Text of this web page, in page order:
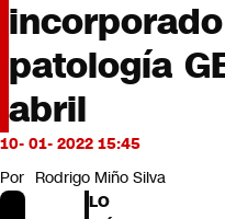
Bits
CNN tiempo
Futuro 360
Opinión
patología
abril
10- 01- 2022 15:45
Por Rodrigo Miño Silva
LO